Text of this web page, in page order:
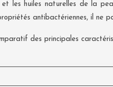
et les huiles naturelles de la
antibactériennes, il ne
des principales